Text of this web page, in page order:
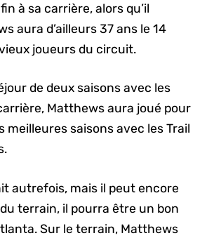
à sa carrière, alors qu’il
aura d’ailleurs 37 ans le 14
joueurs du circuit.
de deux saisons avec les
Matthews aura joué pour
meilleures saisons avec les Trail
autrefois, mais il peut encore
terrain, il pourra être un bon
Sur le terrain, Matthews